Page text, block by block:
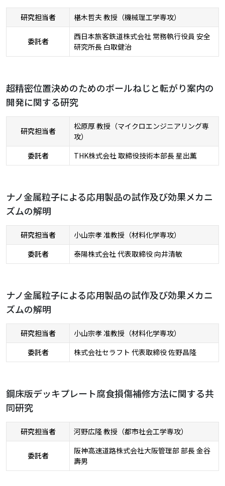
研究担当者 椹木哲夫 教授（機械理工学専攻）
委託者
西日本旅客鉄道株式会社 常務執行役員 安全
研究所長 白取健治
超精密位置決めのためのボールねじと転がり案内の
開発に関する研究
研究担当者
松原厚 教授（マイクロエンジニアリング専
攻）
委託者
THK株式会社 取締役技術本部長 星出薫
ナノ金属粒子による応用製品の試作及び効果メカニ
ズムの解明
研究担当者
小山宗孝 准教授（材料化学専攻）
委託者
泰陽株式会社 代表取締役 向井清敏
ナノ金属粒子による応用製品の試作及び効果メカニ
ズムの解明
研究担当者
小山宗孝 准教授（材料化学専攻）
委託者
株式会社セラフト 代表取締役 佐野昌隆
鋼床版デッキプレート腐食損傷補修方法に関する共
同研究
研究担当者 河野広隆 教授（都市社会工学専攻）
委託者
阪神高速道路株式会社大阪管理部 部長 金谷
壽男